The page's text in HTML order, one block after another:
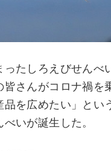
たしろえびせんべ
さんがコロナ禍
を広めたい」と
いが誕生した。